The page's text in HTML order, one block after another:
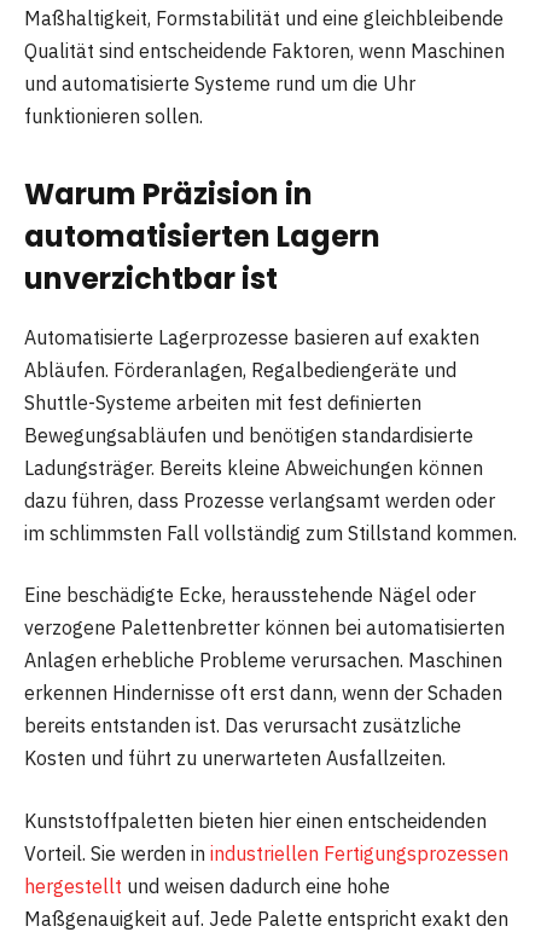
Maßhaltigkeit, Formstabilität und eine gleichbleibende
Qualität sind entscheidende Faktoren, wenn Maschinen
und automatisierte Systeme rund um die Uhr
funktionieren sollen.
Warum Präzision in
automatisierten Lagern
unverzichtbar ist
Automatisierte Lagerprozesse basieren auf exakten
Abläufen. Förderanlagen, Regalbediengeräte und
Shuttle-Systeme arbeiten mit fest definierten
Bewegungsabläufen und benötigen standardisierte
Ladungsträger. Bereits kleine Abweichungen können
dazu führen, dass Prozesse verlangsamt werden oder
im schlimmsten Fall vollständig zum Stillstand kommen.
Eine beschädigte Ecke, herausstehende Nägel oder
verzogene Palettenbretter können bei automatisierten
Anlagen erhebliche Probleme verursachen. Maschinen
erkennen Hindernisse oft erst dann, wenn der Schaden
bereits entstanden ist. Das verursacht zusätzliche
Kosten und führt zu unerwarteten Ausfallzeiten.
Kunststoffpaletten bieten hier einen entscheidenden
Vorteil. Sie werden in industriellen Fertigungsprozessen
hergestellt und weisen dadurch eine hohe
Maßgenauigkeit auf. Jede Palette entspricht exakt den